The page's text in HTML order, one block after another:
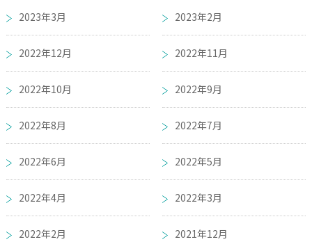
2023年3月 2023年2月
2022年12月 2022年11月
2022年10月 2022年9月
2022年8月 2022年7月
2022年6月 2022年5月
2022年4月 2022年3月
2022年2月 2021年12月